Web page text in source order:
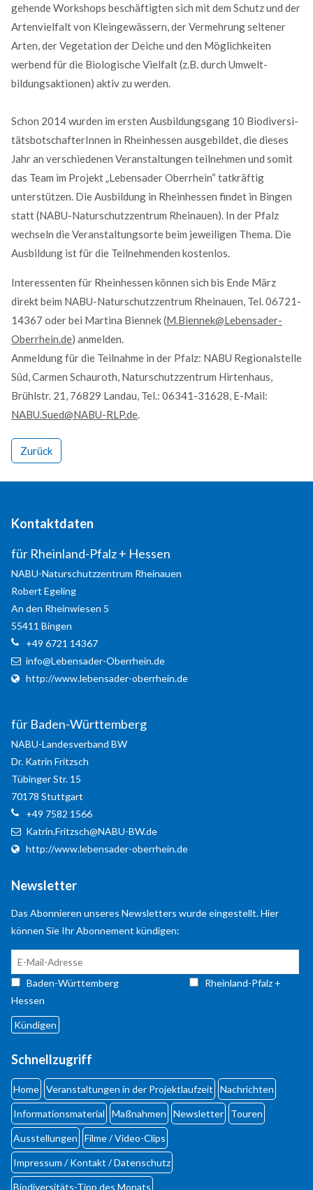
gehende Work­shops beschäftigten sich mit dem Schutz und der
Arten­vielfalt von Klein­ge­wässern, der Ver­mehrung seltener
Arten, der Vege­tation der Deiche und den Möglich­keiten
werbend für die Biologische Vielfalt (z.B. durch Umwelt­
bildungs­aktionen) aktiv zu werden.
Schon 2014 wurden im ersten Ausbildungsgang 10 Bio­diversi­
täts­bot­schafterInnen in Rhein­hessen ausgebildet, die dieses
Jahr an verschiedenen Veran­staltungen teil­nehmen und somit
das Team im Projekt „Lebens­ader Ober­rhein“ tatkräftig
unterstützen. Die Ausbil­dung in Rheinhessen findet in Bingen
statt (NABU-Naturschutzzentrum Rhein­auen). In der Pfalz
wechseln die Veranstaltungsorte beim jeweiligen Thema. Die
Ausbildung ist für die Teilnehmenden kostenlos.
Interessenten für Rheinhessen können sich bis Ende März
direkt beim NABU-Naturschutzzentrum Rheinauen, Tel. 06721-
14367 oder bei Martina Biennek (M.Biennek@Lebensader-
Oberrhein.de) anmelden.
Anmeldung für die Teilnahme in der Pfalz: NABU Regionalstelle
Süd, Carmen Schauroth, Naturschutzzentrum Hirtenhaus,
Brühlstr. 21, 76829 Landau, Tel.: 06341-31628, E-Mail:
NABU.Sued@NABU-RLP.de.
Zurück
Kontaktdaten
für Rheinland-Pfalz + Hessen
NABU-Naturschutzzentrum Rheinauen
Robert Egeling
An den Rheinwiesen 5
55411 Bingen
+49 6721 14367
info@Lebensader-Oberrhein.de
http://www.lebensader-oberrhein.de
für Baden-Württemberg
NABU-Landesverband BW
Dr. Katrin Fritzsch
Tübinger Str. 15
70178 Stuttgart
+49 7582 1566
Katrin.Fritzsch@NABU-BW.de
http://www.lebensader-oberrhein.de
Newsletter
Das Abonnieren unseres Newsletters wurde eingestellt. Hier
können Sie Ihr Abonnement kündigen:
Baden-Württemberg
Rheinland-Pfalz +
Hessen
Schnellzugriff
Home Veranstaltungen in der Projektlaufzeit Nachrichten
Informationsmaterial Maßnahmen Newsletter Touren
Ausstellungen Filme / Video-Clips
Impressum / Kontakt / Datenschutz
Biodiversi­täts-Tipp des Monats
Modern & Simple
Lorem ipsum dolor sit amet, consectetuer adipiscing
elit. Aenean commodo ligula eget dolor.
MEHR INFOS
Kontaktdaten
für Rheinland-Pfalz + Hessen
NABU-Naturschutzzentrum Rheinauen
Robert Egeling
RobertEgeling
55411
Kontaktformular
Your Name*
Your e-Mail*
Message*
Send a copy of this email to me
Login
Benutzername
Passwort
Anmelden
Registrieren